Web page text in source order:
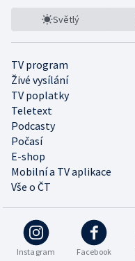
Světlý
TV program
Živé vysílání
TV poplatky
Teletext
Podcasty
Počasí
E-shop
Mobilní a TV aplikace
Vše o ČT
Instagram Facebook